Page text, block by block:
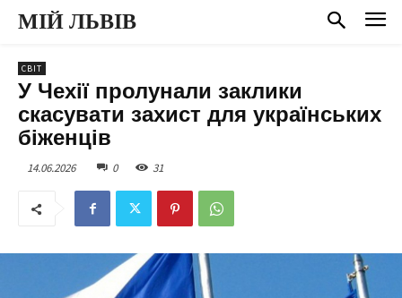
МІЙ ЛЬВІВ
СВІТ
У Чехії пролунали заклики
скасувати захист для українських
біженців
14.06.2026 0 31